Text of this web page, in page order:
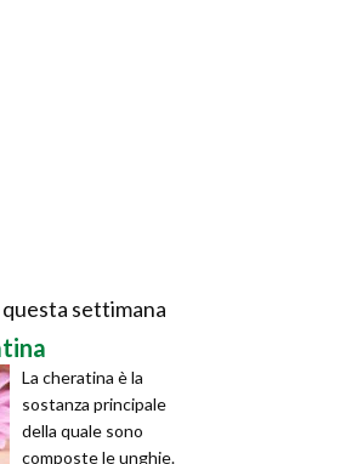
settimana
La cheratina è la
sostanza principale
della quale sono
composte le unghie.